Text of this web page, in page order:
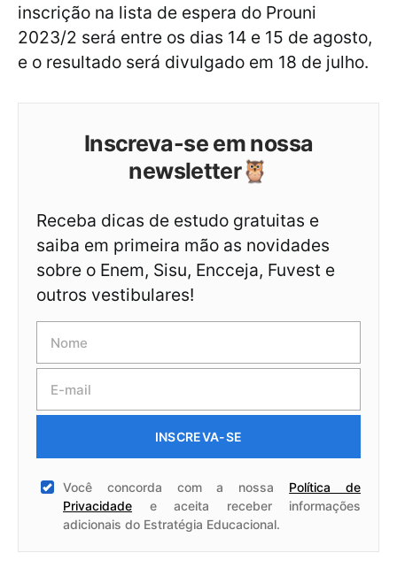
inscrição na lista de espera do Prouni
2023/2 será entre os dias 14 e 15 de agosto,
e o resultado será divulgado em 18 de julho.
Inscreva-se em nossa
newsletter🦉
Receba dicas de estudo gratuitas e
saiba em primeira mão as novidades
sobre o Enem, Sisu, Encceja, Fuvest e
outros vestibulares!
INSCREVA-SE
Você concorda com a nossa Política de
Privacidade e aceita receber informações
adicionais do Estratégia Educacional.